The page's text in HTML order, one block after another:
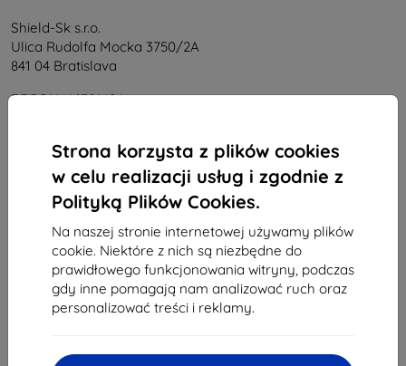
Strona korzysta z plików cookies
w celu realizacji usług i zgodnie z
Polityką Plików Cookies.
Na naszej stronie internetowej używamy plików
cookie. Niektóre z nich są niezbędne do
prawidłowego funkcjonowania witryny, podczas
gdy inne pomagają nam analizować ruch oraz
personalizować treści i reklamy.
Shield-Sk s.r.o.
Ulica Rudolfa Mocka 3750/2A
841 04 Bratislava
REGON:46701494
Kontakt
info@top4mobile.eu
Napisz do nas
Od poniedziałku do piątku:
8:00 - 16:00